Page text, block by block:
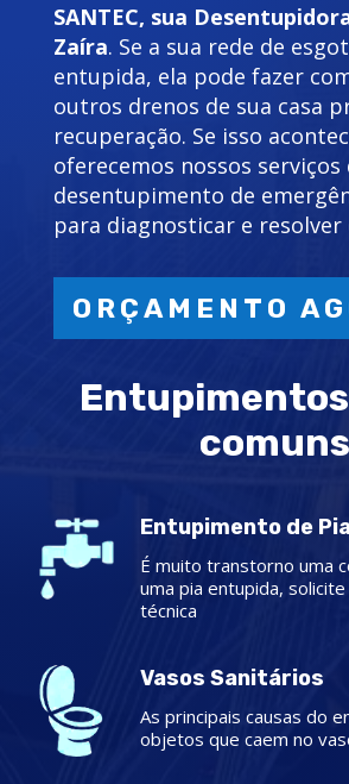
SANTEC, sua
Zaíra. Se a sua rede de
entupida, ela pode fazer
outros drenos de sua casa
recuperação. Se isso
oferecemos nossos serviços
desentupimento de
para diagnosticar e
ORÇAMENTO
comuns
Entupimento de
É muito transtorno uma
uma pia entupida,
técnica
Vasos Sanitários
As principais causas do
objetos que caem no